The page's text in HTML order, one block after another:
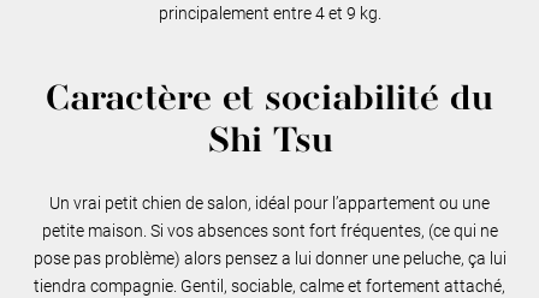
principalement entre 4 et 9 kg.
Caractère et sociabilité du
Shi Tsu
Un vrai petit chien de salon, idéal pour l’appartement ou une
petite maison. Si vos absences sont fort fréquentes, (ce qui ne
pose pas problème) alors pensez a lui donner une peluche, ça lui
tiendra compagnie. Gentil, sociable, calme et fortement attaché,